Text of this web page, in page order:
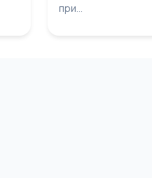
при...